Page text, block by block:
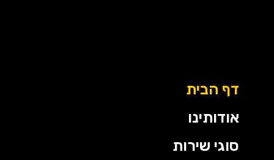
דף הבית
אודותינו
סוגי שירות